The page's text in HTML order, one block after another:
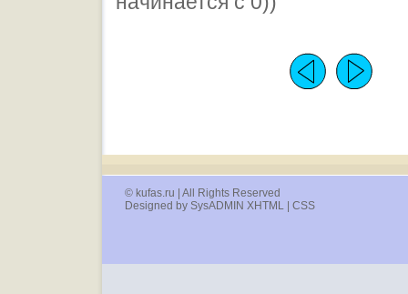
© kufas.ru | All Rights Reserved
Designed by SysADMIN XHTML | CSS